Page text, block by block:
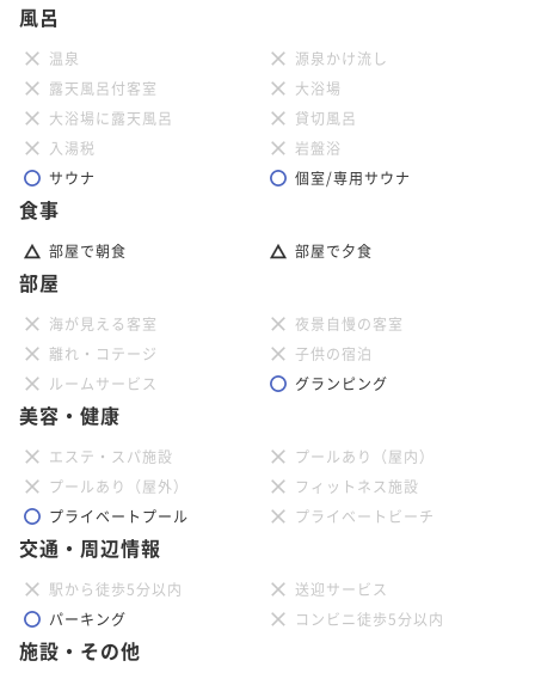
風呂
温泉
源泉かけ流し
露天風呂付客室
大浴場
大浴場に露天風呂
貸切風呂
入湯税
岩盤浴
サウナ
個室/専用サウナ
食事
部屋で朝食 部屋で夕食
部屋
海が見える客室
夜景自慢の客室
離れ・コテージ
子供の宿泊
ルームサービス
グランピング
美容・健康
エステ・スパ施設
プールあり（屋内）
プールあり（屋外）
フィットネス施設
プライベートプール
プライベートビーチ
交通・周辺情報
駅から徒歩5分以内
送迎サービス
パーキング
コンビニ徒歩5分以内
施設・その他